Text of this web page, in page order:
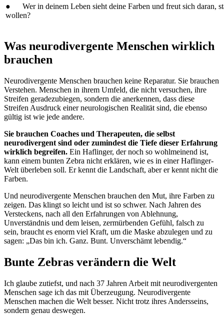
● Wer in deinem Leben sieht deine Farben und freut sich daran,
wollen?
Was neurodivergente Menschen wirklich
brauchen
Neurodivergente Menschen brauchen keine Reparatur. Sie brauchen
Verstehen. Menschen in ihrem Umfeld, die nicht versuchen, ihre
Streifen geradezubiegen, sondern die anerkennen, dass diese
Streifen Ausdruck einer neurologischen Realität sind, die ebenso
gültig ist wie jede andere.
Sie brauchen Coaches und Therapeuten, die selbst
neurodivergent sind oder zumindest die Tiefe dieser Erfahrung
wirklich begreifen. Ein Haflinger, der noch so wohlmeinend ist,
kann einem bunten Zebra nicht erklären, wie es in einer Haflinger-
Welt überleben soll. Er kennt die Landschaft, aber er kennt nicht die
Farben.
Und neurodivergente Menschen brauchen den Mut, ihre Farben zu
zeigen. Das klingt so leicht und ist so schwer. Nach Jahren des
Versteckens, nach all den Erfahrungen von Ablehnung,
Unverständnis und dem leisen, zermürbenden Gefühl, falsch zu
sein, braucht es enorm viel Kraft, um die Maske abzulegen und zu
sagen: „Das bin ich. Ganz. Bunt. Unverschämt lebendig.“
Bunte Zebras verändern die Welt
Ich glaube zutiefst, und nach 37 Jahren Arbeit mit neurodivergenten
Menschen sage ich das mit Überzeugung. Neurodivergente
Menschen machen die Welt besser. Nicht trotz ihres Andersseins,
sondern genau deswegen.